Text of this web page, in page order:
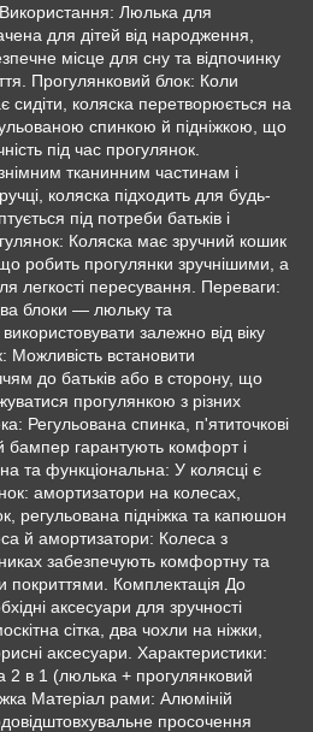
Люлька для
для дітей від народження,
місце для сну та відпочинку
Прогулянковий блок: Коли
сидіти, коляска перетворюється на
спинкою й підніжкою, що
під час прогулянок.
тканинним частинам і
коляска підходить для будь-
під потреби батьків і
Коляска має зручний кошик
робить прогулянки зручнішими, а
легкості пересування. Переваги:
блоки — люльку та
залежно від віку
Можливість встановити
до батьків або в сторону, що
прогулянкою з різних
Регульована спинка, п'ятиточкові
бампер гарантують комфорт і
та функціональна: У колясці є
амортизатори на колесах,
регульована підніжка та капюшон
й амортизатори: Колеса з
забезпечують комфортну та
покриттями. Комплектація До
аксесуари для зручності
сітка, два чохли на ніжки,
аксесуари. Характеристики:
2 в 1 (люлька + прогулянковий
Матеріал рами: Алюміній
просочення